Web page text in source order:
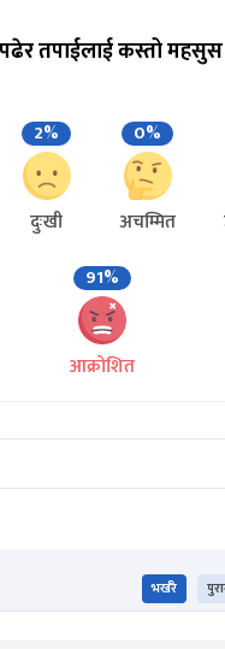
तपाईलाई कस्तो
2%
दुःखी
0%
अचम्मित
91%
आक्रोशित
भर्खरै